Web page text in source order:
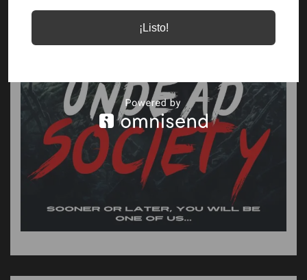
¡Listo!